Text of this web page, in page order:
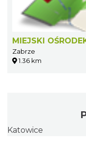
MIEJSKI
Zabrze
1.36 km
Katowice